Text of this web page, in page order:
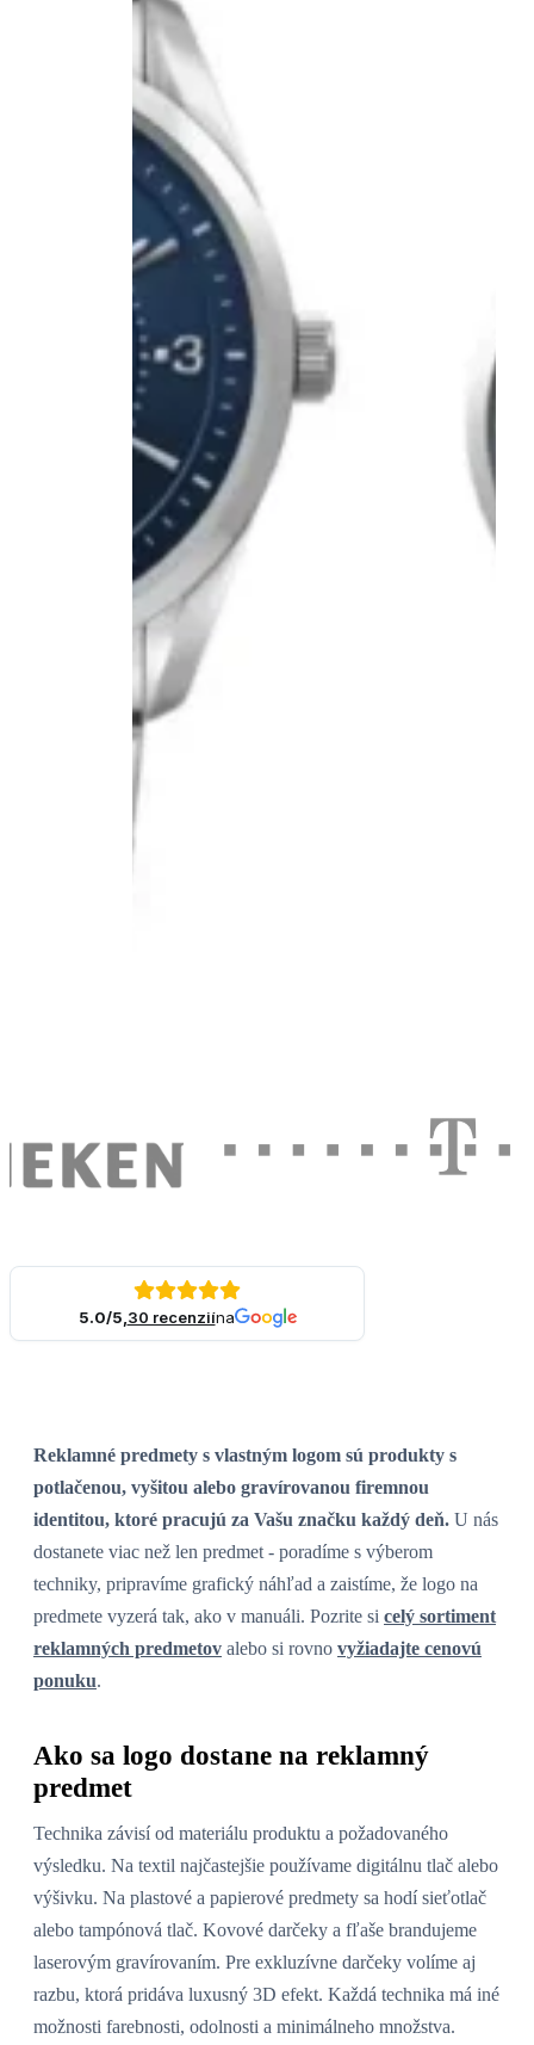
5.0/5,30 recenziína
Reklamné predmety s vlastným logom sú produkty s
potlačenou, vyšitou alebo gravírovanou firemnou
identitou, ktoré pracujú za Vašu značku každý deň. U nás
dostanete viac než len predmet - poradíme s výberom
techniky, pripravíme grafický náhľad a zaistíme, že logo na
predmete vyzerá tak, ako v manuáli. Pozrite si celý sortiment
reklamných predmetov alebo si rovno vyžiadajte cenovú
ponuku.
Ako sa logo dostane na reklamný
predmet
Technika závisí od materiálu produktu a požadovaného
výsledku. Na textil najčastejšie používame digitálnu tlač alebo
výšivku. Na plastové a papierové predmety sa hodí sieťotlač
alebo tampónová tlač. Kovové darčeky a fľaše brandujeme
laserovým gravírovaním. Pre exkluzívne darčeky volíme aj
razbu, ktorá pridáva luxusný 3D efekt. Každá technika má iné
možnosti farebnosti, odolnosti a minimálneho množstva.